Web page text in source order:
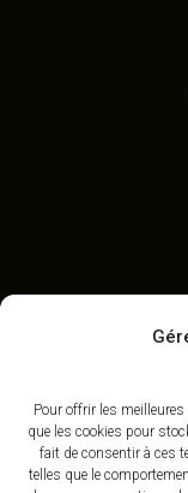
Pour offrir les
que les cookies pour
fait de consentir à ces
telles que le